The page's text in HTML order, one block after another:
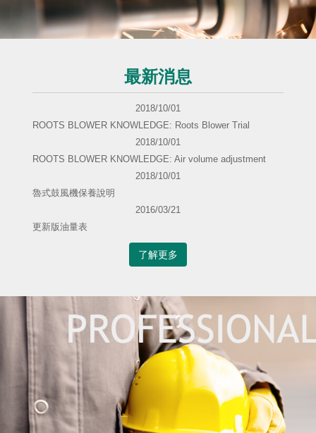
最新消息
2018/10/01
ROOTS BLOWER KNOWLEDGE: Roots Blower Trial
2018/10/01
ROOTS BLOWER KNOWLEDGE: Air volume adjustment
2018/10/01
魯式鼓風機保養說明
2016/03/21
更新版油量表
了解更多